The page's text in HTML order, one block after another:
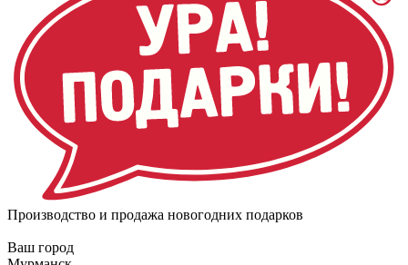
Производство и продажа новогодних подарков
Ваш город